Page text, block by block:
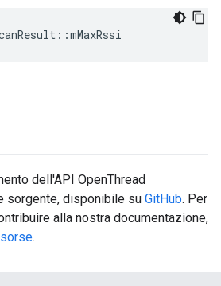
::mMaxRssi
dell'API OpenThread
sorgente, disponibile su GitHub. Per
alla nostra documentazione,
.